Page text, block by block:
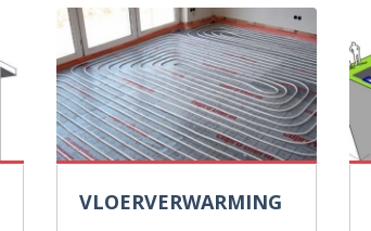
VLOERVERWARMING